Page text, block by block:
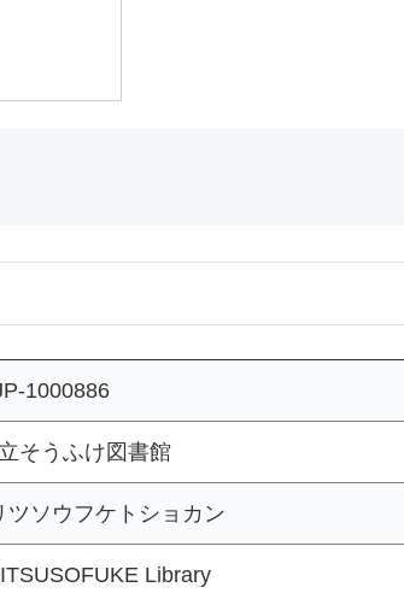
1000886
そうふけ図書館
ツソウフケトショカン
Library